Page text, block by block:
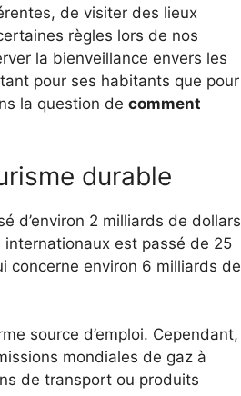
de visiter des lieux
règles lors de nos
la bienveillance envers les
pour ses habitants que pour
la question de comment
durable
d’environ 2 milliards de dollars
internationaux est passé de 25
concerne environ 6 milliards de
source d’emploi. Cependant,
mondiales de gaz à
de transport ou produits